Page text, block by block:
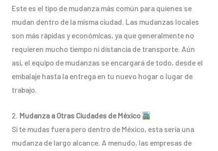
Este es el tipo de mudanza más común para quienes se
mudan dentro de la misma ciudad. Las mudanzas locales
son más rápidas y económicas, ya que generalmente no
requieren mucho tiempo ni distancia de transporte. Aún
así, el equipo de mudanzas se encargará de todo, desde el
embalaje hasta la entrega en tu nuevo hogar o lugar de
trabajo.
2. Mudanza a Otras Ciudades de México
Si te mudas fuera pero dentro de México, esta sería una
mudanza de largo alcance. A menudo, las empresas de